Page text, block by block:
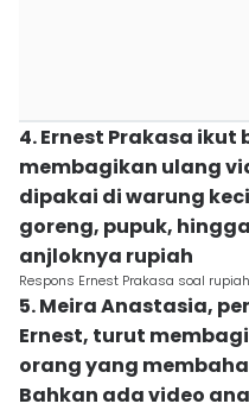
4. Ernest Prakasa
membagikan ulang
dipakai di warung
goreng, pupuk,
anjloknya rupiah
Respons Ernest Prakasa soal
5. Meira Anastasia,
Ernest, turut
orang yang
Bahkan ada video